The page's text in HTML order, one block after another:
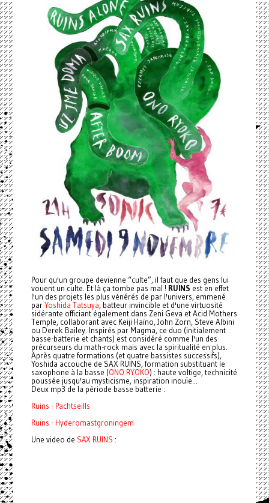
Pour qu'un groupe devienne “culte”, il faut que des gens lui
vouent un culte. Et là ça tombe pas mal ! RUINS est en effet
l'un des projets les plus vénérés de par l'univers, emmené
parYoshida Tatsuya, batteur invincible et d'une virtuosité
sidérante officiant également dans Zeni Geva et Acid Mothers
Temple, collaborant avec Keiji Haïno, John Zorn, Steve Albini
ou Derek Bailey. Inspirés par Magma, ce duo (initialement
basse-batterie et chants) est considéré comme l'un des
précurseurs du math-rock mais avec la spiritualité en plus.
Après quatre formations (et quatre bassistes successifs),
Yoshida accouche de SAX RUINS, formation substituant le
saxophone à la basse (ONO RYOKO) : haute voltige, technicité
poussée jusqu'au mysticisme, inspiration inouïe...
Deux mp3 de la période basse batterie :
Ruins - Pachtseills
Ruins - Hyderomastgroningem
Une video de SAX RUINS :